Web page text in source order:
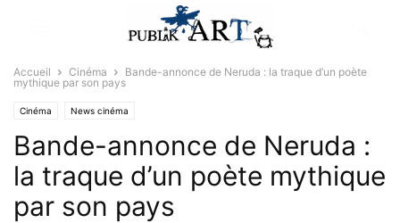
Accueil Cinéma
Bande-annonce de Neruda : la traque d’un poète
mythique par son pays
Cinéma News cinéma
Bande-annonce de Neruda :
la traque d’un poète mythique
par son pays